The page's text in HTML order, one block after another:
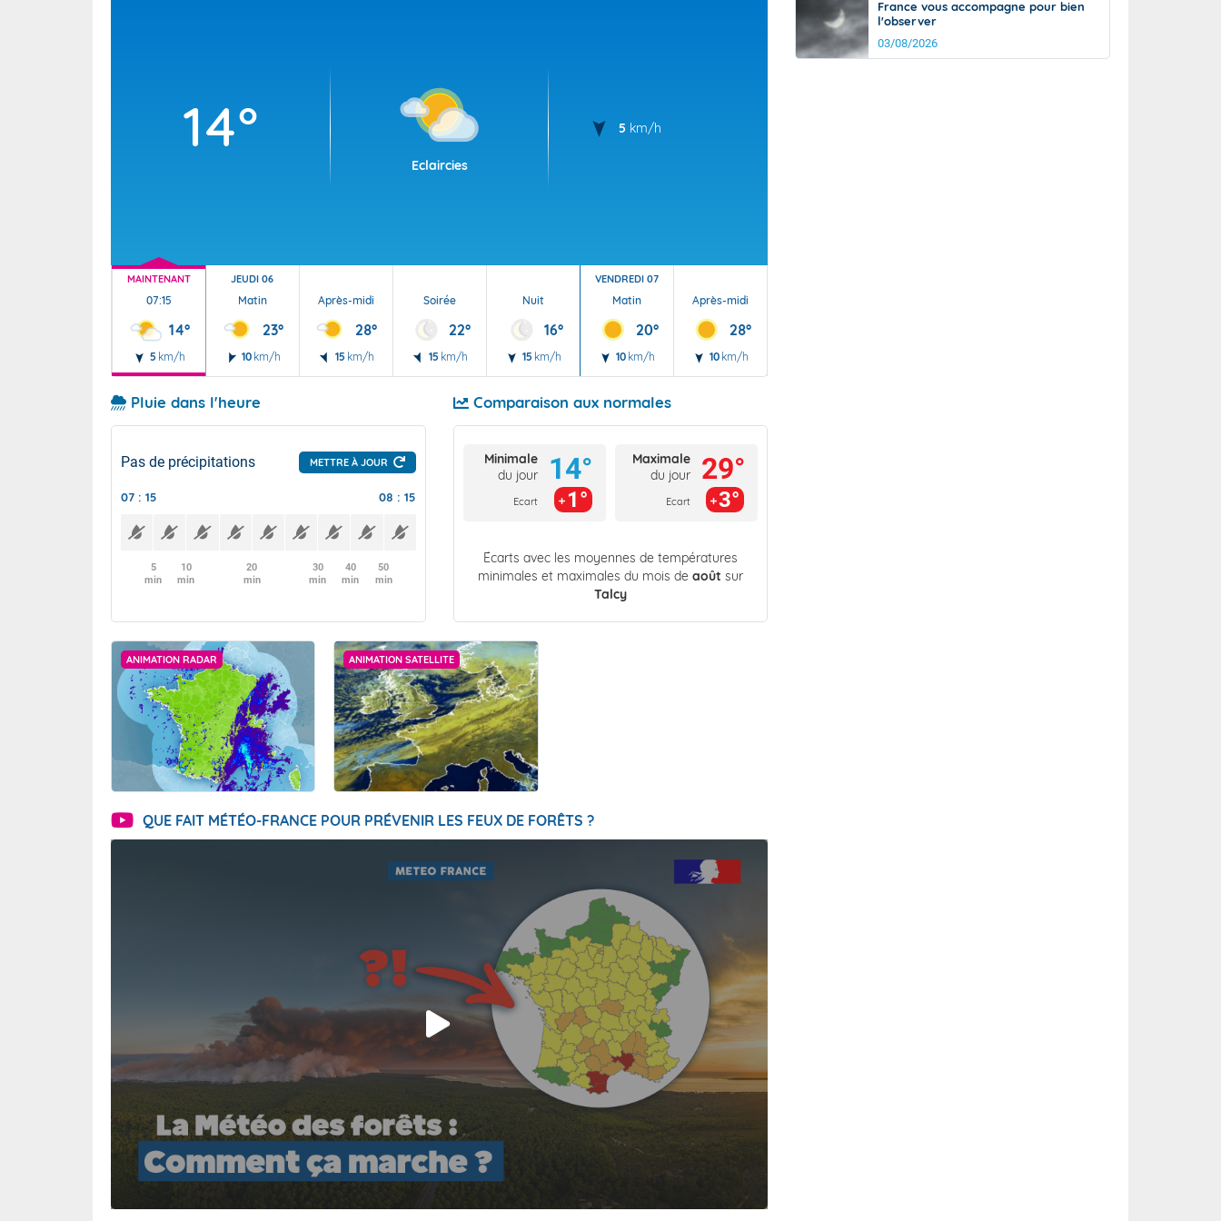
14°
Eclaircies
5 km/h
MAINTENANT
07:15
14°
5 km/h
JEUDI 06
Matin
23°
10 km/h
Après-midi
28°
15 km/h
Soirée
22°
15 km/h
Nuit
16°
15 km/h
VENDREDI 07
Matin
20°
10 km/h
Après-midi
28°
10 km/h
Pluie dans l'heure
Pas de précipitations METTRE À JOUR
07 : 15 08 : 15
5
min
10
min
20
min
30
min
40
min
50
min
Comparaison aux normales
Minimale
du jour
Ecart
14°
1°
Maximale
du jour
Ecart
29°
3°
Écarts avec les moyennes de températures
minimales et maximales du mois de août sur
Talcy
ANIMATION RADAR ANIMATION SATELLITE
QUE FAIT MÉTÉO-FRANCE POUR PRÉVENIR LES FEUX DE FORÊTS ?
France vous accompagne pour bien
l'observer
03/08/2026